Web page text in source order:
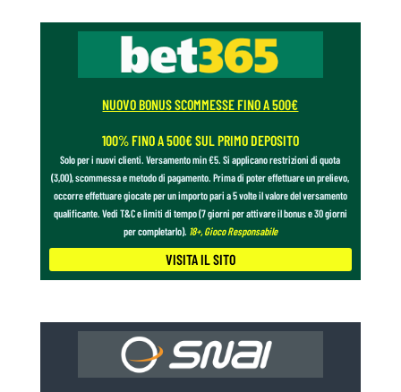
NUOVO BONUS SCOMMESSE FINO A 500€
100% FINO A 500€ SUL PRIMO DEPOSITO
Solo per i nuovi clienti. Versamento min €5. Si applicano restrizioni di quota
(3,00), scommessa e metodo di pagamento. Prima di poter effettuare un prelievo,
occorre effettuare giocate per un importo pari a 5 volte il valore del versamento
qualificante. Vedi T&C e limiti di tempo (7 giorni per attivare il bonus e 30 giorni
per completarlo). 18+, Gioco Responsabile
VISITA IL SITO